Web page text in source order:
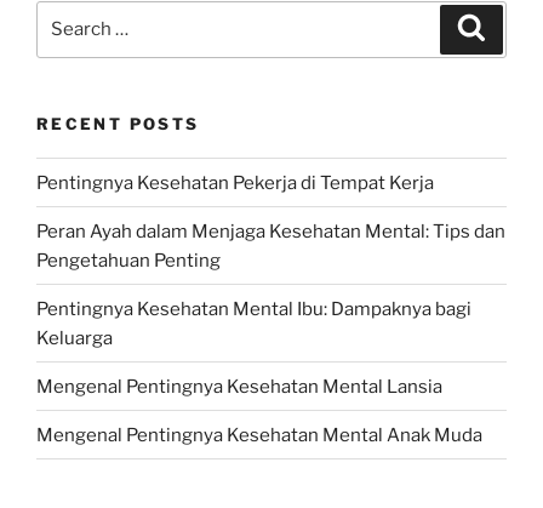
RECENT POSTS
Pentingnya Kesehatan Pekerja di Tempat Kerja
Peran Ayah dalam Menjaga Kesehatan Mental: Tips dan
Pengetahuan Penting
Pentingnya Kesehatan Mental Ibu: Dampaknya bagi
Keluarga
Mengenal Pentingnya Kesehatan Mental Lansia
Mengenal Pentingnya Kesehatan Mental Anak Muda